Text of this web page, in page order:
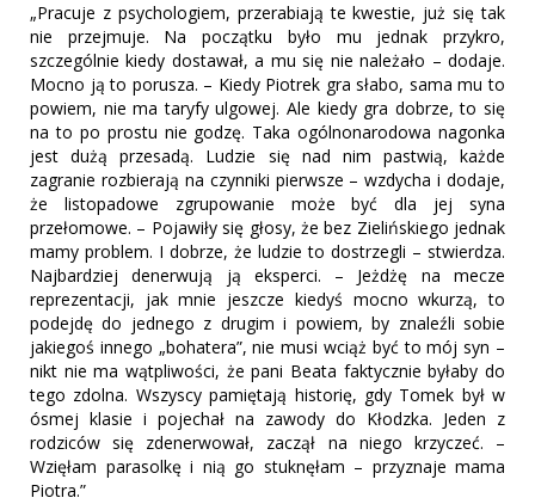
„Pracuje z psychologiem, przerabiają te kwestie, już się tak
nie przejmuje. Na początku było mu jednak przykro,
szczególnie kiedy dostawał, a mu się nie należało – dodaje.
Mocno ją to porusza. – Kiedy Piotrek gra słabo, sama mu to
powiem, nie ma taryfy ulgowej. Ale kiedy gra dobrze, to się
na to po prostu nie godzę. Taka ogólnonarodowa nagonka
jest dużą przesadą. Ludzie się nad nim pastwią, każde
zagranie rozbierają na czynniki pierwsze – wzdycha i dodaje,
że listopadowe zgrupowanie może być dla jej syna
przełomowe. – Pojawiły się głosy, że bez Zielińskiego jednak
mamy problem. I dobrze, że ludzie to dostrzegli – stwierdza.
Najbardziej denerwują ją eksperci. – Jeżdżę na mecze
reprezentacji, jak mnie jeszcze kiedyś mocno wkurzą, to
podejdę do jednego z drugim i powiem, by znaleźli sobie
jakiegoś innego „bohatera”, nie musi wciąż być to mój syn –
nikt nie ma wątpliwości, że pani Beata faktycznie byłaby do
tego zdolna. Wszyscy pamiętają historię, gdy Tomek był w
ósmej klasie i pojechał na zawody do Kłodzka. Jeden z
rodziców się zdenerwował, zaczął na niego krzyczeć. –
Wzięłam parasolkę i nią go stuknęłam – przyznaje mama
Piotra.”